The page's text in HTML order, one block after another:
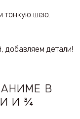
тонкую шею.
добавляем детали!
В
И ¾